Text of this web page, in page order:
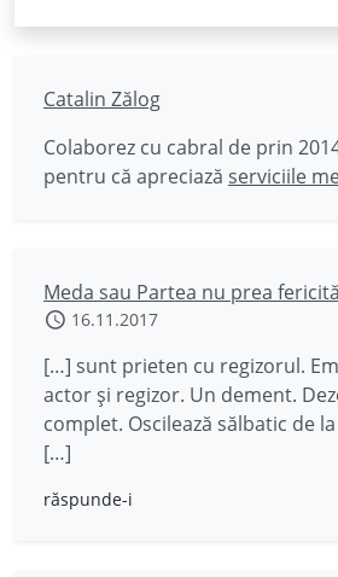
Catalin Zălog
Colaborez cu cabral de prin
pentru că apreciază serviciile
Meda sau Partea nu prea
16.11.2017
[…] sunt prieten cu regizorul.
actor și regizor. Un dement.
complet. Oscilează sălbatic de
[…]
răspunde-i